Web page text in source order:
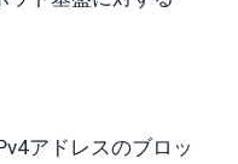
アドレスのブロッ